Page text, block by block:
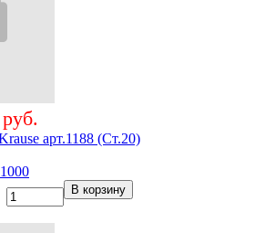
арт.1188 (Ст.20)
1000
В корзину